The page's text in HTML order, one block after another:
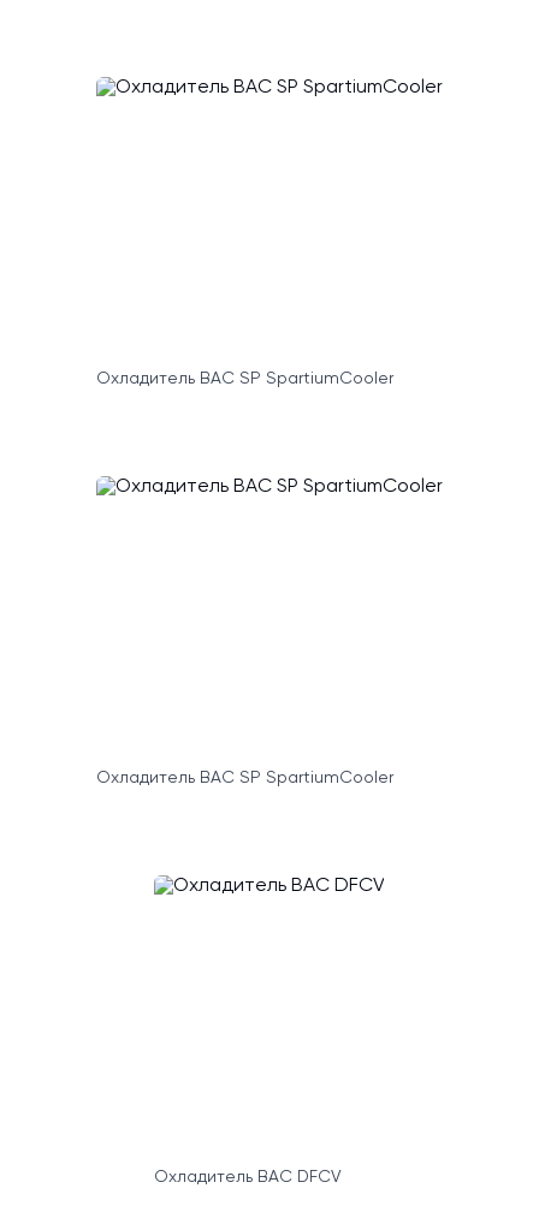
Охладитель BAC SP SpartiumCooler
Охладитель BAC SP SpartiumCooler
Охладитель BAC DFCV